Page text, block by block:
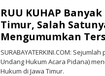
RUU KUHAP
Timur, Salah
Mengumumkan
SURABAYATERKINI.COM:
Undang Hukum Acara Pidana)
Hukum di Jawa Timur.